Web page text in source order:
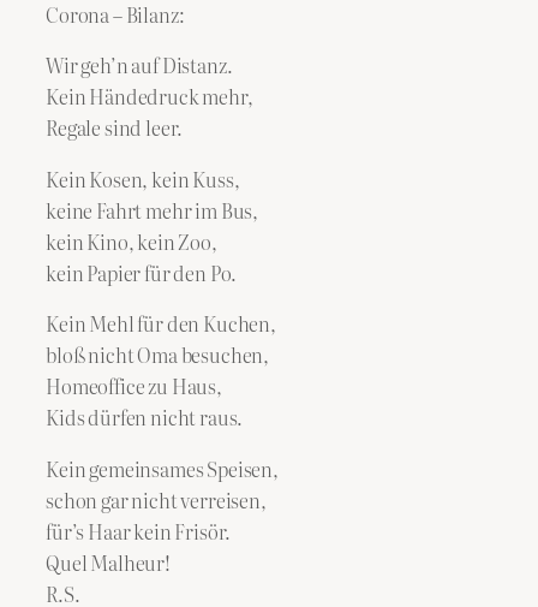
Corona – Bilanz:
Wir geh’n auf Distanz.
Kein Händedruck mehr,
Regale sind leer.
Kein Kosen, kein Kuss,
keine Fahrt mehr im Bus,
kein Kino, kein Zoo,
kein Papier für den Po.
Kein Mehl für den Kuchen,
bloß nicht Oma besuchen,
Homeoffice zu Haus,
Kids dürfen nicht raus.
Kein gemeinsames Speisen,
schon gar nicht verreisen,
für’s Haar kein Frisör.
Quel Malheur!
R.S.